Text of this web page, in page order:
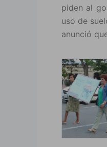
piden al
uso de
anunció